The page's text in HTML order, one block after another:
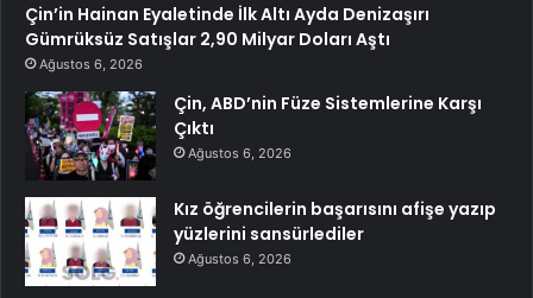
Çin’in Hainan Eyaletinde İlk Altı Ayda Denizaşırı
Gümrüksüz Satışlar 2,90 Milyar Doları Aştı
Ağustos 6, 2026
Çin, ABD’nin Füze Sistemlerine Karşı
Çıktı
Ağustos 6, 2026
Kız öğrencilerin başarısını afişe yazıp
yüzlerini sansürlediler
Ağustos 6, 2026